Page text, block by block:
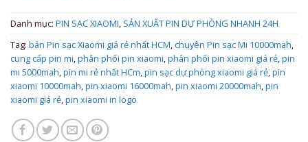
Danh mục: PIN SẠC XIAOMI, SẢN XUẤT PIN DỰ PHÒNG NHANH 24H
Tag: bán Pin sạc Xiaomi giá rẻ nhất HCM,chuyên Pin sạc Mi 10000mah,
cung cấp pin mi,phân phối pin xiaomi,phân phối pin xiaomi giá rẻ,pin
mi 5000mah,pin mi rẻ nhất HCm,pin sạc dự phòng xiaomi giá rẻ,pin
xiaomi 10000mah,pin xiaomi 16000mah,pin xiaomi 20000mah,pin
xiaomi giá rẻ,pin xiaomi in logo